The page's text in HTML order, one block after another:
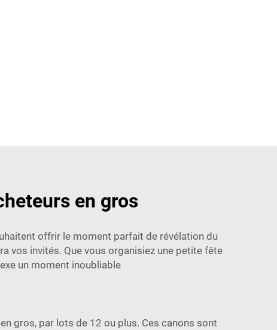
en gros
offrir le moment parfait de révélation du
vos invités. Que vous organisiez une petite fête
un moment inoubliable
gros, par lots de 12 ou plus. Ces canons sont